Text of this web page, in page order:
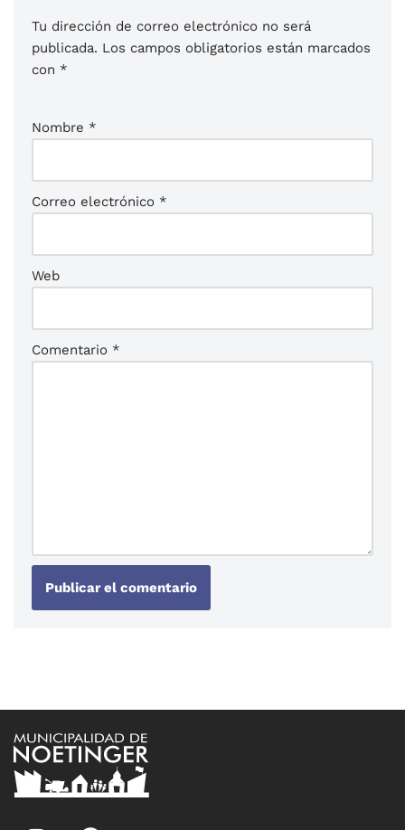
Tu dirección de correo electrónico no será
publicada. Los campos obligatorios están marcados
con *
Nombre *
Correo electrónico *
Web
Comentario *